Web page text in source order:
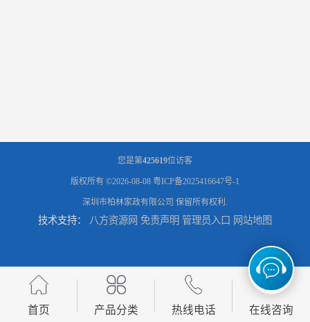
您是第425619位访客
版权所有 ©2026-08-08 粤ICP备2025416647号-1
深圳市柏林家政有限公司 保留所有权利.
技术支持： 八方资源网 免责声明 管理员入口 网站地图
首页 产品分类 热线电话 在线咨询